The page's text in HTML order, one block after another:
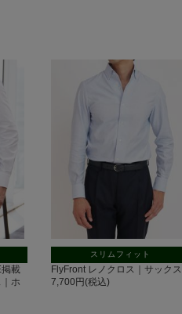
掲載
ホ
スリムフィット
FlyFront レノクロス｜サックス
7,700円(税込)